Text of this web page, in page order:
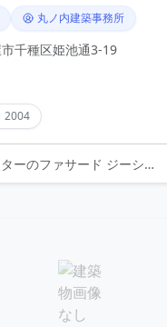
丸ノ内建築事務所
千種区姫池通3-19
2004
営業所は、坂茂建築設計による2004年の設計作品です。その名の通り、ガラスシ